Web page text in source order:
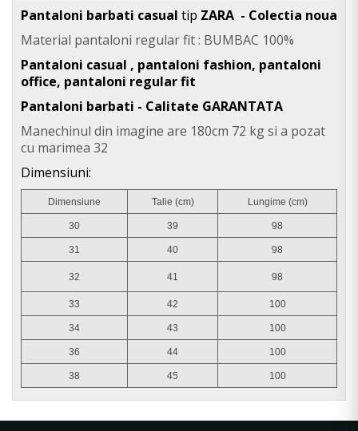
Pantaloni barbati casual tip ZARA - Colectia noua
Material pantaloni regular fit : BUMBAC 100%
Pantaloni casual , pantaloni fashion, pantaloni
office, pantaloni regular fit
Pantaloni barbati - Calitate GARANTATA
Manechinul din imagine are 180cm 72 kg si a pozat
cu marimea 32
Dimensiuni:
Dimensiune Talie (cm) Lungime (cm)
30 39 98
31 40 98
32 41 98
33 42 100
34 43 100
36 44 100
38 45 100